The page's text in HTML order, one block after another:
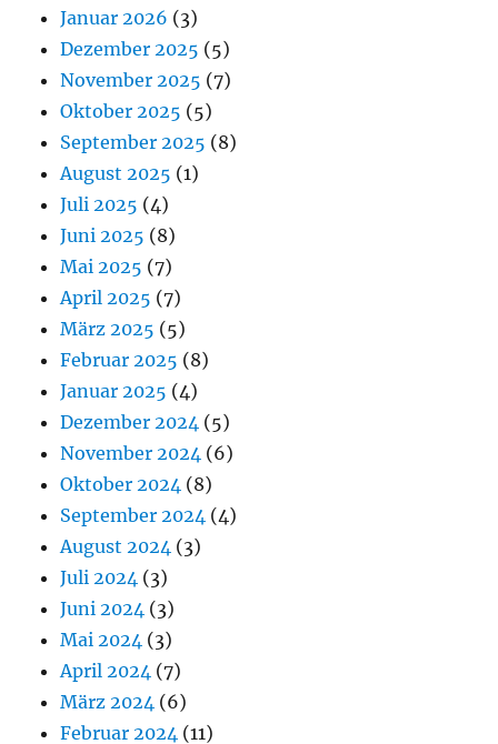
Januar 2026 (3)
Dezember 2025 (5)
November 2025 (7)
Oktober 2025 (5)
September 2025 (8)
August 2025 (1)
Juli 2025 (4)
Juni 2025 (8)
Mai 2025 (7)
April 2025 (7)
März 2025 (5)
Februar 2025 (8)
Januar 2025 (4)
Dezember 2024 (5)
November 2024 (6)
Oktober 2024 (8)
September 2024 (4)
August 2024 (3)
Juli 2024 (3)
Juni 2024 (3)
Mai 2024 (3)
April 2024 (7)
März 2024 (6)
Februar 2024 (11)